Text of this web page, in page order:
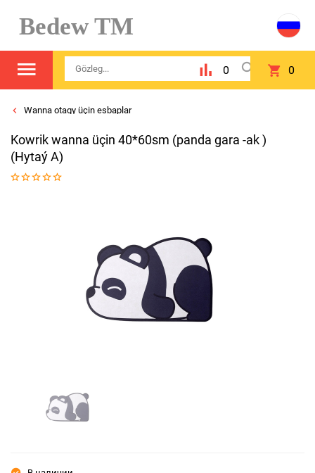
Bedew TM
0 0
Wanna otagy üçin esbaplar
Kowrik wanna üçin 40*60sm (panda gara -ak )
(Hytaý A)